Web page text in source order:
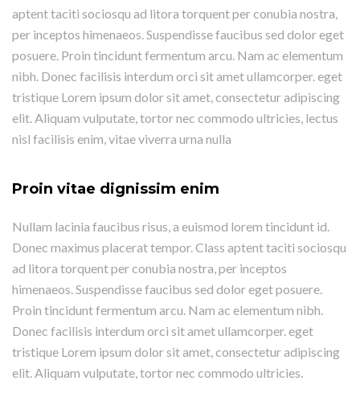
aptent taciti sociosqu ad litora torquent per conubia nostra,
per inceptos himenaeos. Suspendisse faucibus sed dolor eget
posuere. Proin tincidunt fermentum arcu. Nam ac elementum
nibh. Donec facilisis interdum orci sit amet ullamcorper. eget
tristique Lorem ipsum dolor sit amet, consectetur adipiscing
elit. Aliquam vulputate, tortor nec commodo ultricies, lectus
nisl facilisis enim, vitae viverra urna nulla
Proin vitae dignissim enim
Nullam lacinia faucibus risus, a euismod lorem tincidunt id.
Donec maximus placerat tempor. Class aptent taciti sociosqu
ad litora torquent per conubia nostra, per inceptos
himenaeos. Suspendisse faucibus sed dolor eget posuere.
Proin tincidunt fermentum arcu. Nam ac elementum nibh.
Donec facilisis interdum orci sit amet ullamcorper. eget
tristique Lorem ipsum dolor sit amet, consectetur adipiscing
elit. Aliquam vulputate, tortor nec commodo ultricies.